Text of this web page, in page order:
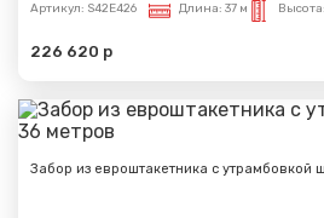
Артикул: S42E426 Длина: 37 м Высота:
226 620 р
Забор из евроштакетника с утрамбовкой